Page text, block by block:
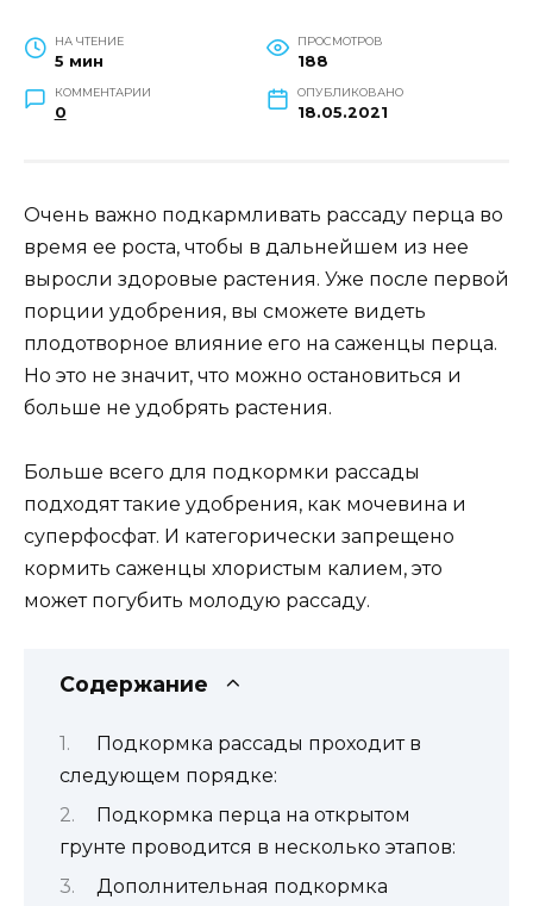
НА ЧТЕНИЕ
5 мин
ПРОСМОТРОВ
188
КОММЕНТАРИИ
0
ОПУБЛИКОВАНО
18.05.2021
Очень важно подкармливать рассаду перца во
время ее роста, чтобы в дальнейшем из нее
выросли здоровые растения. Уже после первой
порции удобрения, вы сможете видеть
плодотворное влияние его на саженцы перца.
Но это не значит, что можно остановиться и
больше не удобрять растения.
Больше всего для подкормки рассады
подходят такие удобрения, как мочевина и
суперфосфат. И категорически запрещено
кормить саженцы хлористым калием, это
может погубить молодую рассаду.
Содержание
Подкормка рассады проходит в
следующем порядке:
Подкормка перца на открытом
грунте проводится в несколько этапов:
Дополнительная подкормка